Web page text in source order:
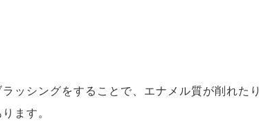
ッシングをすることで、エナメル質が削れた
ます。